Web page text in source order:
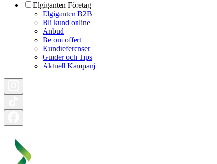
Elgiganten Företag
Elgiganten B2B
Bli kund online
Anbud
Be om offert
Kundreferenser
Guider och Tips
Aktuell Kampanj